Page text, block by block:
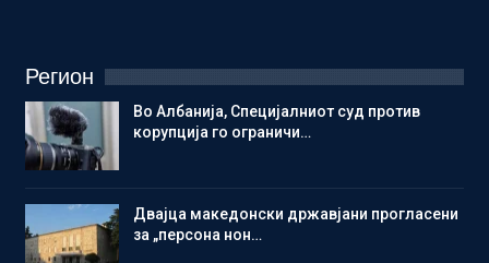
Регион
Во Албанија, Специјалниот суд против
корупција го ограничи…
Двајца македонски државјани прогласени
за „персона нон…